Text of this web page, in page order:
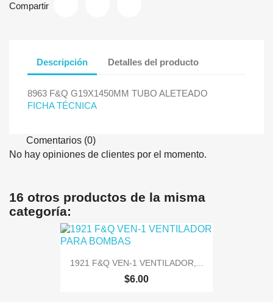
Compartir
Descripción Detalles del producto
8963 F&Q G19X1450MM TUBO ALETEADO
FICHA TÉCNICA
Comentarios (0)
No hay opiniones de clientes por el momento.
16 otros productos de la misma
categoría:
1921 F&Q VEN-1 VENTILADOR,...
$6.00